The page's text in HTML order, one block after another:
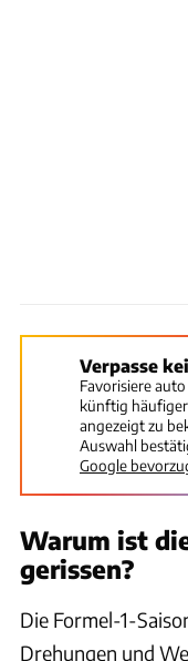
Verpasse
Favorisiere
künftig
angezeigt zu
Auswahl
Google
Warum ist
gerissen?
Die Formel-1-
Drehungen und